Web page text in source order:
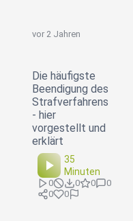
vor 2 Jahren
Die häufigste
Beendigung des
Strafverfahrens
- hier
vorgestellt und
erklärt
35
Minuten
0 0 0
0
0
0